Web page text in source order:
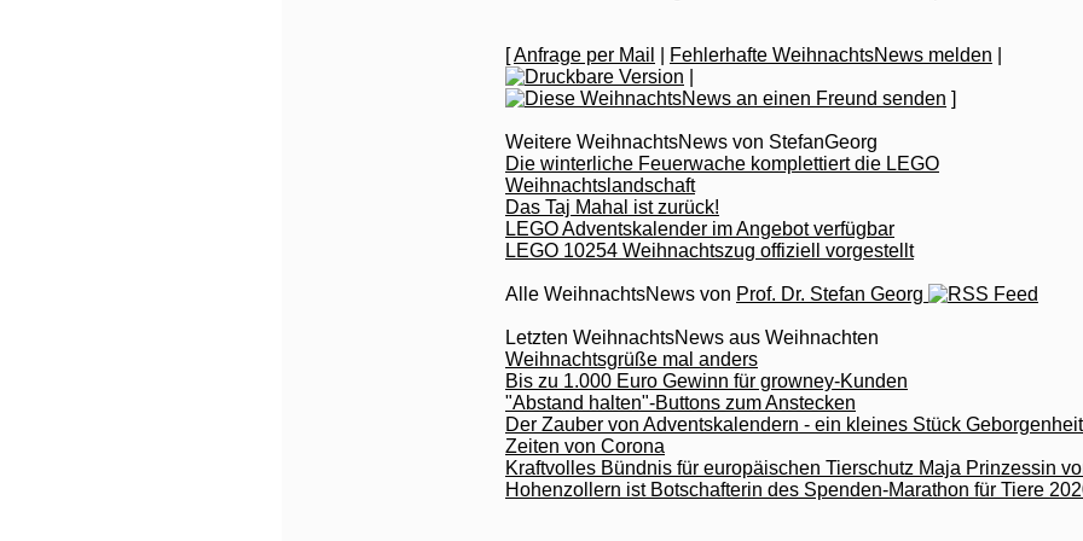
[Anfrage per Mail Fehlerhafte WeihnachtsNews melden
]
Weitere WeihnachtsNews von StefanGeorg
Die winterliche Feuerwache komplettiert die LEGO
Weihnachtslandschaft
Das Taj Mahal ist zurück!
LEGO Adventskalender im Angebot verfügbar
LEGO 10254 Weihnachtszug offiziell vorgestellt
Alle WeihnachtsNews von Prof. Dr. Stefan Georg
Letzten WeihnachtsNews aus Weihnachten
Weihnachtsgrüße mal anders
Bis zu 1.000 Euro Gewinn für growney-Kunden
"Abstand halten"-Buttons zum Anstecken
Der Zauber von Adventskalendern - ein kleines Stück
Zeiten von Corona
Kraftvolles Bündnis für europäischen Tierschutz Maja Prinzessin
Hohenzollern ist Botschafterin des Spenden-Marathon für Tiere